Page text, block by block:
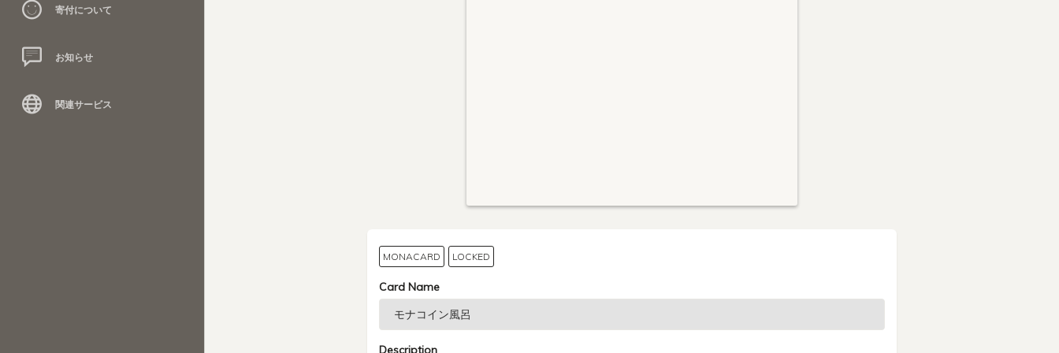
寄付について
お知らせ
関連サービス
MONACARD LOCKED
Card Name
Description